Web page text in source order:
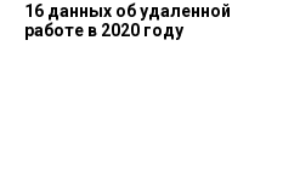
16 данных об удаленной
работе в 2020 году